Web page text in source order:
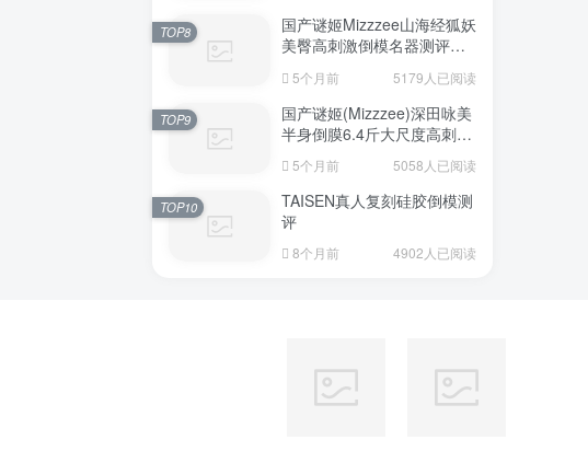
国产谜姬Mizzzee山海经狐妖
美臀高刺激倒模名器测评报
5个月前 5179人已阅读
TOP8
国产谜姬(Mizzzee)深田咏美
半身倒膜6.4斤大尺度高刺激
5个月前 5058人已阅读
TOP9
TAISEN真人复刻硅胶倒模测
评
8个月前 4902人已阅读
TOP10